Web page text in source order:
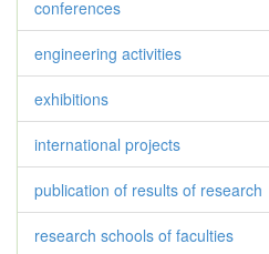
conferences
engineering activities
exhibitions
international projects
publication of results of research
research schools of faculties